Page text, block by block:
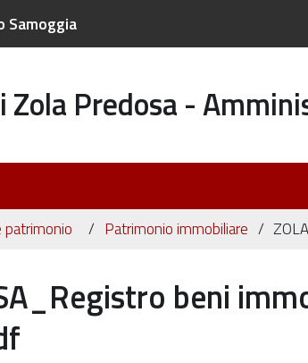
Samoggia
Zola Predosa -
patrimonio Patrimonio immobiliare
beni